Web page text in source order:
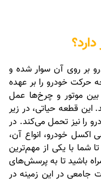
بر روی آن سوار شده و
حرکت خودرو را بر عهده
بین موتور و چرخ‌ها عمل
این قطعه حیاتی، در زیر
را نیز تحمل می‌کند. در
اکسل خودرو، انواع آن،
شما با یکی از مهم‌ترین
باشید تا به پرسش‌های
جامعی در این زمینه در